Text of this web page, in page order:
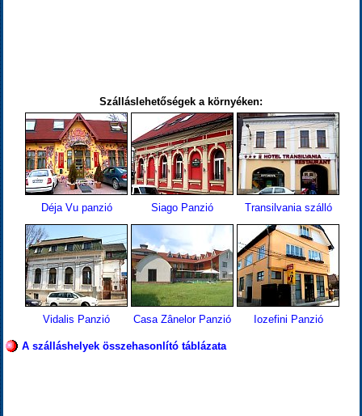
Szálláslehetőségek a környéken:
Déja Vu panzió Siago Panzió Transilvania szálló
Vidalis Panzió Casa Zânelor Panzió Iozefini Panzió
A szálláshelyek összehasonlító táblázata